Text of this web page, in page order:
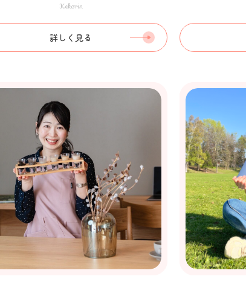
Kekorin
詳しく見る